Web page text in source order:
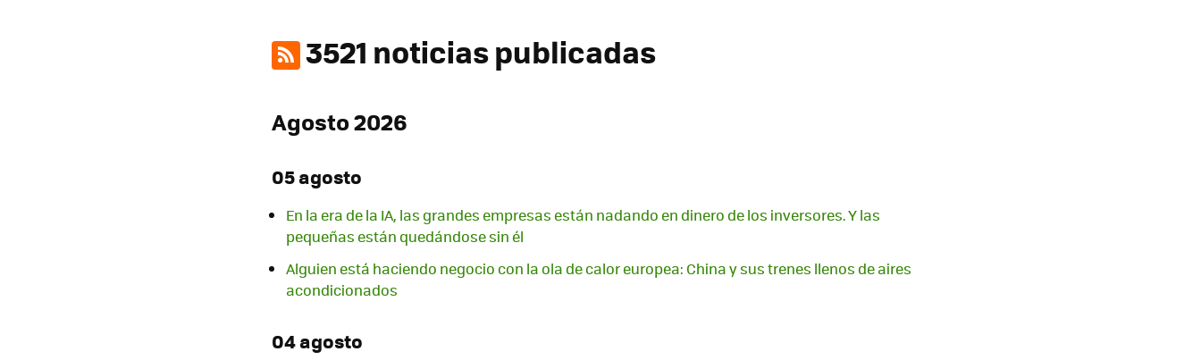
3521 noticias publicadas
Agosto 2026
05 agosto
En la era de la IA, las grandes empresas están nadando en dinero de los inversores. Y las
pequeñas están quedándose sin él
Alguien está haciendo negocio con la ola de calor europea: China y sus trenes llenos de aires
acondicionados
04 agosto